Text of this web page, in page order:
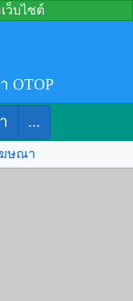
ว็บไซต์
OTOP
...
ษณา